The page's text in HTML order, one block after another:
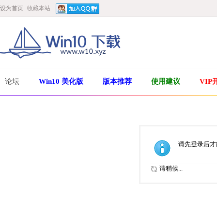
设为首页 收藏本站
论坛 Win10 美化版 版本推荐 使用建议 VIP
请先登录后
请稍候...